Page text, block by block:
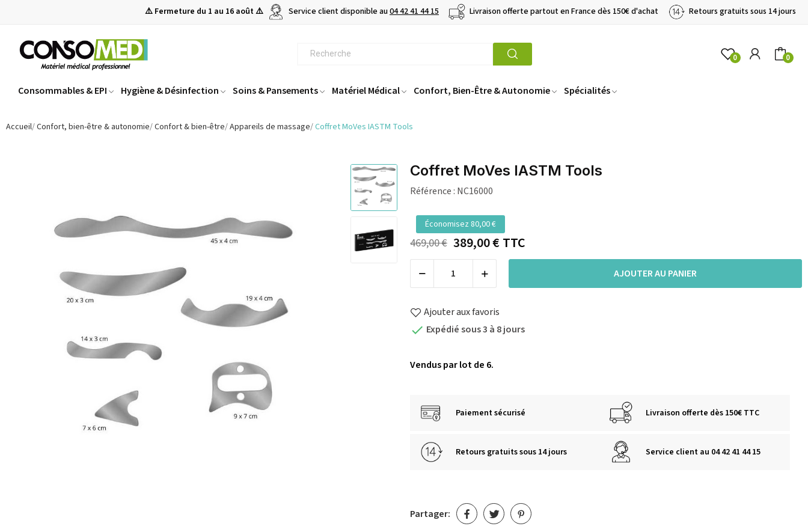
⚠️ Fermeture du 1 au 16 août ⚠️ Service client disponible au04 42 41 44 15 Livraison offerte partout en France dès 150€ d'achat Retours gratuits sous 14 jours
0 0
Consommables & EPI Hygiène & Désinfection Soins & Pansements Matériel Médical Confort, Bien-Être & Autonomie Spécialités
Accueil Confort, bien-être & autonomie Confort & bien-être Appareils de massage Coffret MoVes IASTM Tools
Coffret MoVes IASTM Tools
Référence : NC16000
Économisez 80,00 €
469,00 € 389,00 €TTC
AJOUTER AU PANIER
Ajouter aux favoris
 Expédié sous 3 à 8 jours
Vendus par lot de 6.
Paiement sécurisé Livraison offerte dès 150€ TTC
Retours gratuits sous 14 jours Service client au 04 42 41 44 15
Partager: